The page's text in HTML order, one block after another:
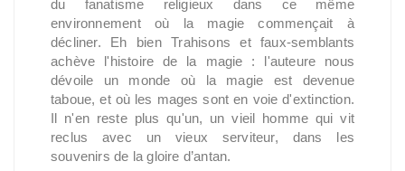
du fanatisme religieux dans ce même
environnement où la magie commençait à
décliner. Eh bien Trahisons et faux-semblants
achève l'histoire de la magie : l'auteure nous
dévoile un monde où la magie est devenue
taboue, et où les mages sont en voie d'extinction.
Il n'en reste plus qu'un, un vieil homme qui vit
reclus avec un vieux serviteur, dans les
souvenirs de la gloire d’antan.